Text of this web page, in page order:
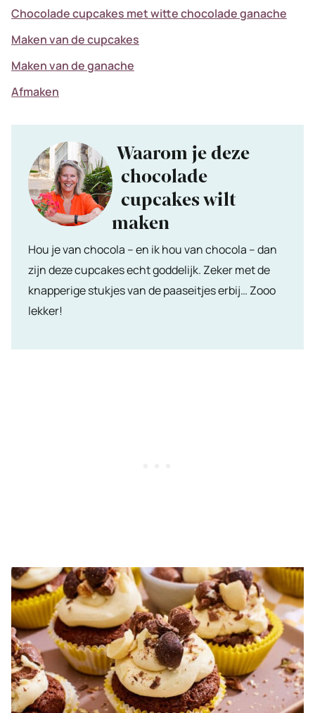
Chocolade cupcakes met witte chocolade ganache
Maken van de cupcakes
Maken van de ganache
Afmaken
Waarom je deze
chocolade
cupcakes wilt
maken
Hou je van chocola – en ik hou van chocola – dan
zijn deze cupcakes echt goddelijk. Zeker met de
knapperige stukjes van de paaseitjes erbij… Zooo
lekker!